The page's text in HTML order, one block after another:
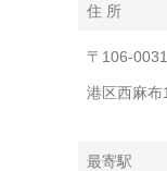
住 所
〒106-0031
港区西麻
最寄駅